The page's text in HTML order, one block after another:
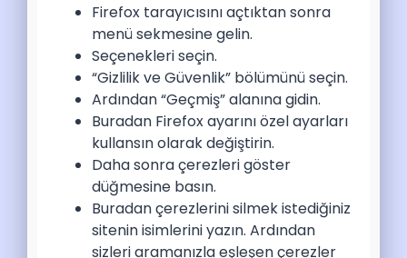
Firefox tarayıcısını açtıktan sonra
menü sekmesine gelin.
Seçenekleri seçin.
“Gizlilik ve Güvenlik” bölümünü seçin.
Ardından “Geçmiş” alanına gidin.
Buradan Firefox ayarını özel ayarları
kullansın olarak değiştirin.
Daha sonra çerezleri göster
düğmesine basın.
Buradan çerezlerini silmek istediğiniz
sitenin isimlerini yazın. Ardından
sizleri aramanızla eşleşen çerezler